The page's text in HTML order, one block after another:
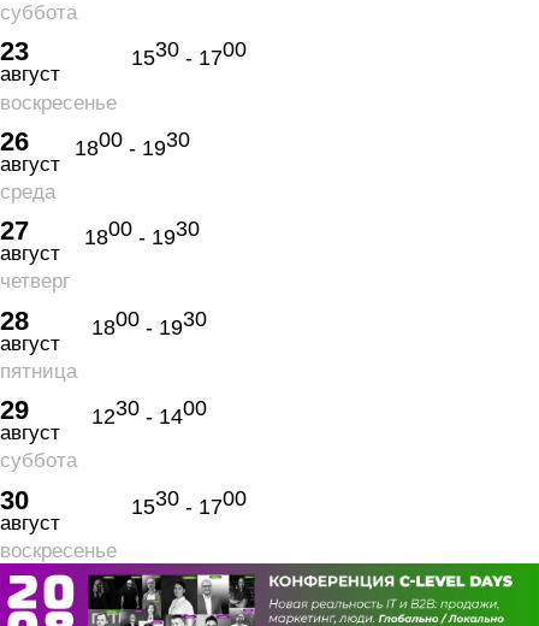
суббота
23
август
воскресенье
1530- 1700
26
август
среда
1800- 1930
27
август
четверг
1800- 1930
28
август
пятница
1800- 1930
29
август
суббота
1230- 1400
30
август
воскресенье
1530- 1700